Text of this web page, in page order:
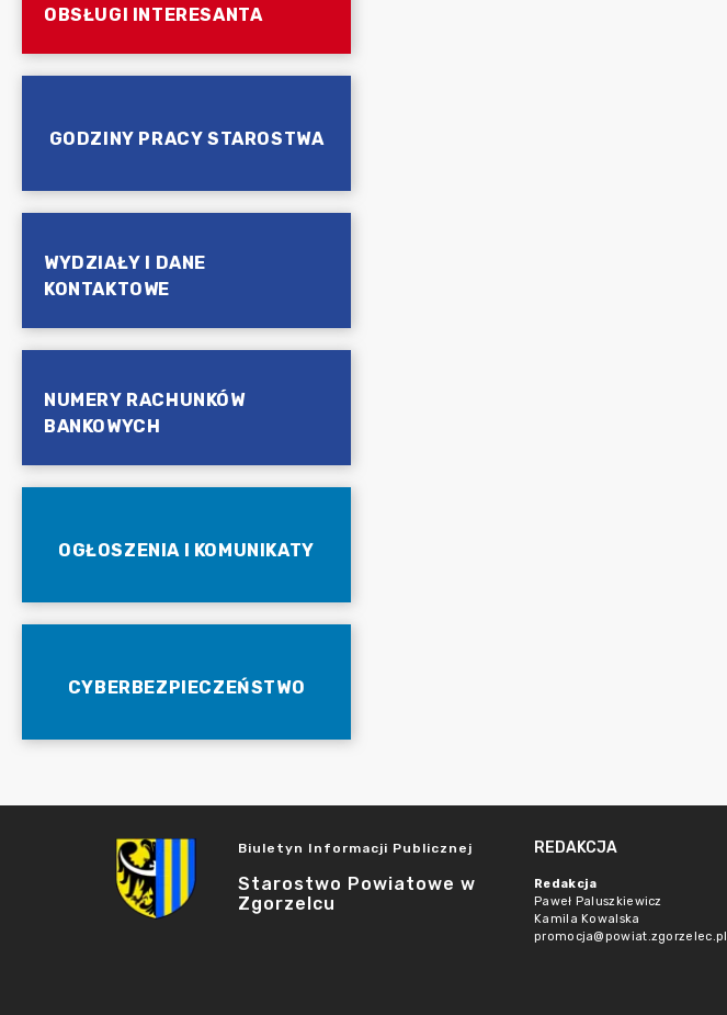
OBSŁUGI INTERESANTA
GODZINY PRACY STAROSTWA
WYDZIAŁY I DANE
KONTAKTOWE
NUMERY RACHUNKÓW
BANKOWYCH
OGŁOSZENIA I KOMUNIKATY
CYBERBEZPIECZEŃSTWO
Biuletyn Informacji Publicznej
Starostwo Powiatowe w
Zgorzelcu
REDAKCJA
Redakcja
Paweł Paluszkiewicz
Kamila Kowalska
promocja@powiat.zgorzelec.pl